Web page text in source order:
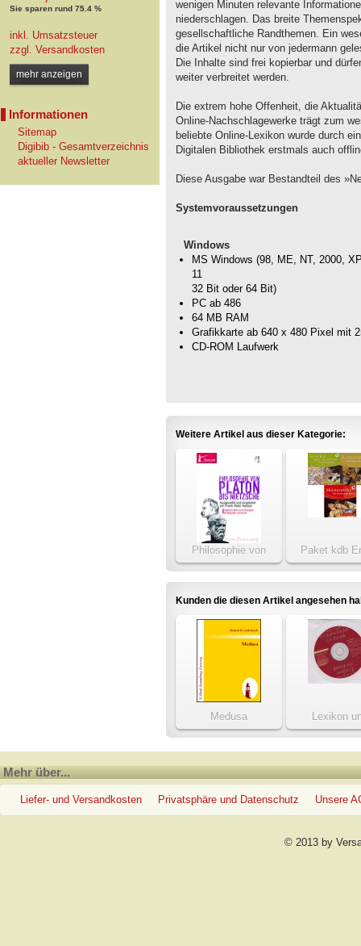
Sie sparen rund 75.4 %
inkl. Umsatzsteuer
zzgl. Versandkosten
mehr anzeigen
Informationen
Sitemap
Digibib - Gesamtverzeichnis
aktueller Newsletter
wenigen Minuten relevante
niederschlagen. Das breite
gesellschaftliche Randthemen. Ein
die Artikel nicht nur von jedermann
Die Inhalte sind frei kopierbar und
weiter verbreitet werden.
Die extrem hohe Offenheit, die
Online-Nachschlagewerke trägt zum
beliebte Online-Lexikon wurde durch
Digitalen Bibliothek erstmals auch
Diese Ausgabe war Bestandteil des
Systemvoraussetzungen
Windows
MS Windows (98, ME, NT, 2000,
11
32 Bit oder 64 Bit)
PC ab 486
64 MB RAM
Grafikkarte ab 640 x 480 Pixel mit
CD-ROM Laufwerk
Weitere Artikel aus dieser Kategorie:
Philosophie von
Platon bis Nietzsche
Paket kdb
Kunden die diesen Artikel angesehen
Medusa
Lexikon
Mehr über...
Liefer- und Versandkosten Privatsphäre und Datenschutz Unsere
© 2013 by